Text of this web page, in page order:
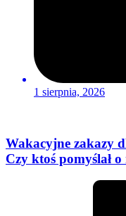
1 sierpnia, 2026
Wakacyjne zakazy
Czy ktoś pomyślał o